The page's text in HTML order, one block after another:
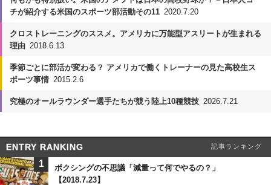
チが紹介する米国のスポーツ部活動その11 2020.7.20
クロストレーニングのススメ。アメリカに万能型アスリートが生まれる
理由 2018.6.13
季節ごとに部活が変わる？ アメリカで働くトレーナーの見た高校生ス
ポーツ事情 2015.2.6
究極のオールラウンダー選手たちが競う陸上10種競技 2026.7.21
ENTRY RANKING 記事ランキング
1
ボクシングの不思議「減量って何でやるの？」
【2018.7.23】